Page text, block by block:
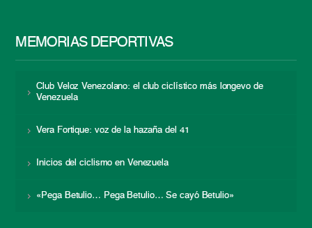
MEMORIAS DEPORTIVAS
Club Veloz Venezolano: el club ciclístico más longevo de
Venezuela
Vera Fortique: voz de la hazaña del 41
Inicios del ciclismo en Venezuela
«Pega Betulio… Pega Betulio… Se cayó Betulio»